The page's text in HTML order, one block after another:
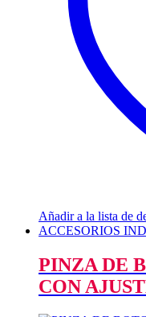
Añadir a la lista de
ACCESORIOS
PINZA DE
CON